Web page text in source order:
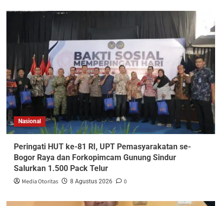
Nasional
Peringati HUT ke-81 RI, UPT Pemasyarakatan se-
Bogor Raya dan Forkopimcam Gunung Sindur
Salurkan 1.500 Pack Telur
Media Otoritas 8 Agustus 2026 0